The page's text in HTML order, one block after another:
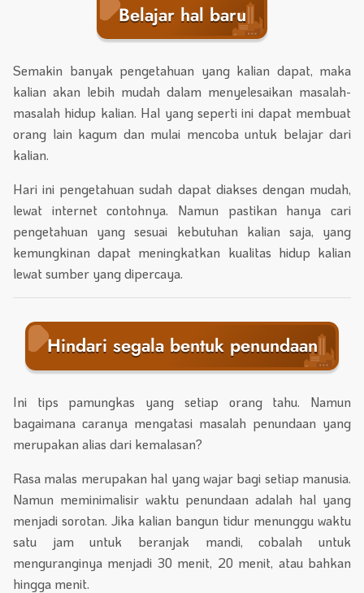
Belajar hal baru
Semakin banyak pengetahuan yang kalian dapat, maka
kalian akan lebih mudah dalam menyelesaikan masalah-
masalah hidup kalian. Hal yang seperti ini dapat membuat
orang lain kagum dan mulai mencoba untuk belajar dari
kalian.
Hari ini pengetahuan sudah dapat diakses dengan mudah,
lewat internet contohnya. Namun pastikan hanya cari
pengetahuan yang sesuai kebutuhan kalian saja, yang
kemungkinan dapat meningkatkan kualitas hidup kalian
lewat sumber yang dipercaya.
Hindari segala bentuk penundaan
Ini tips pamungkas yang setiap orang tahu. Namun
bagaimana caranya mengatasi masalah penundaan yang
merupakan alias dari kemalasan?
Rasa malas merupakan hal yang wajar bagi setiap manusia.
Namun meminimalisir waktu penundaan adalah hal yang
menjadi sorotan. Jika kalian bangun tidur menunggu waktu
satu jam untuk beranjak mandi, cobalah untuk
menguranginya menjadi 30 menit, 20 menit, atau bahkan
hingga menit.